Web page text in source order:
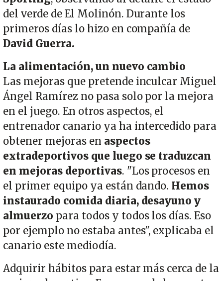
del verde de El Molinón. Durante los
primeros días lo hizo en compañía de
David Guerra.
La alimentación, un nuevo cambio
Las mejoras que pretende inculcar Miguel
Ángel Ramírez no pasa solo por la mejora
en el juego. En otros aspectos, el
entrenador canario ya ha intercedido para
obtener mejoras en aspectos
extradeportivos que luego se traduzcan
en mejoras deportivas. "Los procesos en
el primer equipo ya están dando. Hemos
instaurado comida diaria, desayuno y
almuerzo para todos y todos los días. Eso
por ejemplo no estaba antes", explicaba el
canario este mediodía.
Adquirir hábitos para estar más cerca de la